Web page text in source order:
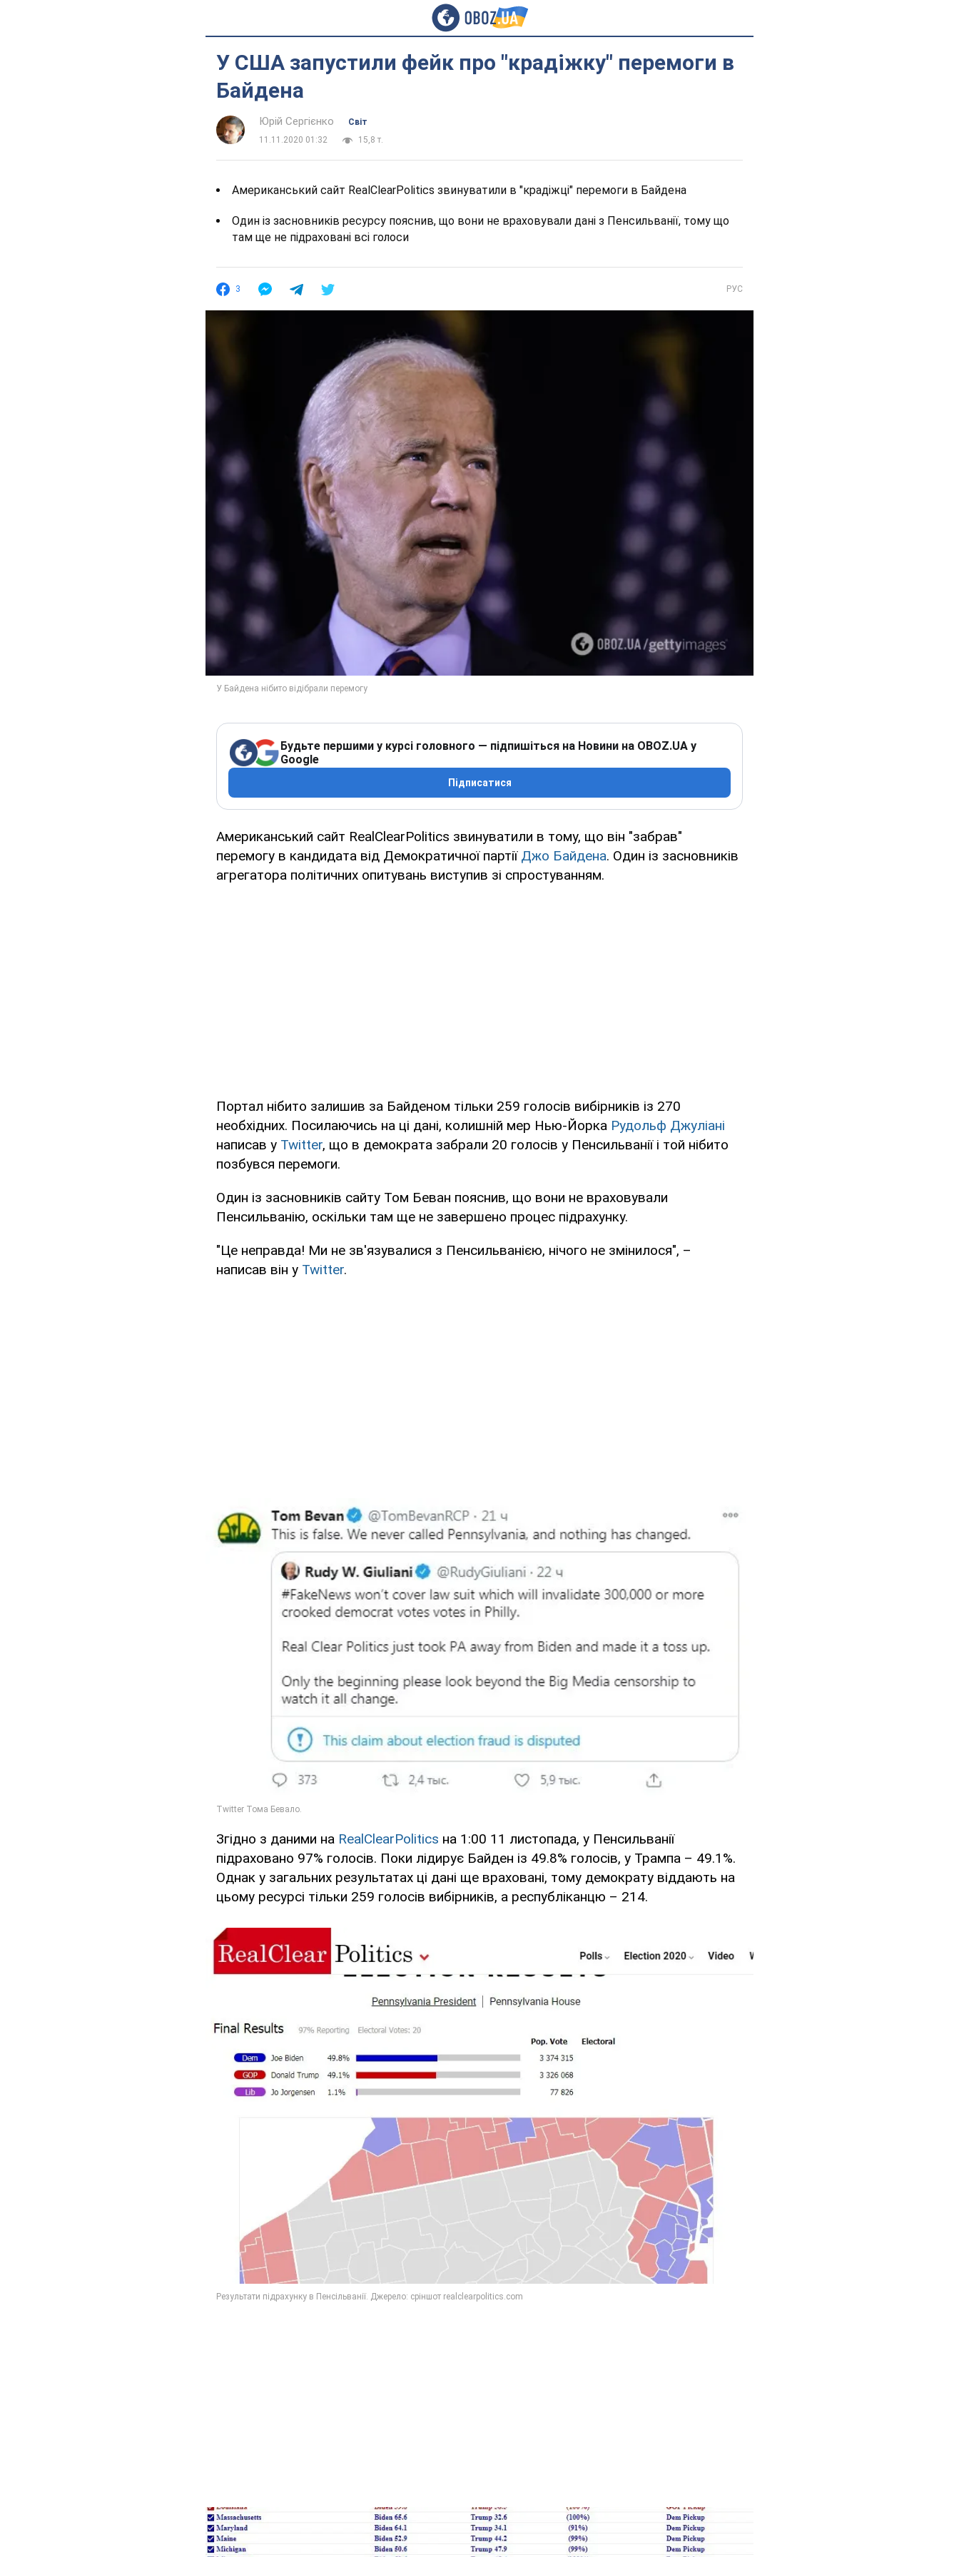
У США запустили фейк про "крадіжку" перемоги в
Байдена
Юрій Сергієнко
Світ
11.11.2020 01:32
15,8 т.
Американський сайт RealClearPolitics звинуватили в "крадіжці" перемоги в Байдена
Один із засновників ресурсу пояснив, що вони не враховували дані з Пенсильванії, тому що
там ще не підраховані всі голоси
3 РУС
Будьте першими у курсі головного — підпишіться на Новини на OBOZ.UA у
Google
Підписатися
Американський сайт RealClearPolitics звинуватили в тому, що він "забрав"
перемогу в кандидата від Демократичної партії Джо Байдена. Один із засновників
агрегатора політичних опитувань виступив зі спростуванням.
Портал нібито залишив за Байденом тільки 259 голосів вибірників із 270
необхідних. Посилаючись на ці дані, колишній мер Нью-Йорка Рудольф Джуліані
написав у Twitter, що в демократа забрали 20 голосів у Пенсильванії і той нібито
позбувся перемоги.
Один із засновників сайту Том Беван пояснив, що вони не враховували
Пенсильванію, оскільки там ще не завершено процес підрахунку.
"Це неправда! Ми не зв'язувалися з Пенсильванією, нічого не змінилося", –
написав він у Twitter.
Згідно з даними на RealClearPolitics на 1:00 11 листопада, у Пенсильванії
підраховано 97% голосів. Поки лідирує Байден із 49.8% голосів, у Трампа – 49.1%.
Однак у загальних результатах ці дані ще враховані, тому демократу віддають на
цьому ресурсі тільки 259 голосів вибірників, а республіканцю – 214.